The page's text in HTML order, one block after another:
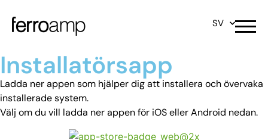
SV
Installatörsapp
Ladda ner appen som hjälper dig att installera och övervaka
installerade system.
Välj om du vill ladda ner appen för iOS eller Android nedan.